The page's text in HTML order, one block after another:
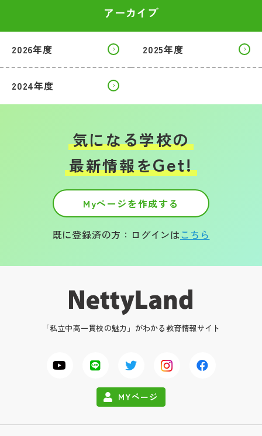
アーカイブ
2026年度 2025年度
2024年度
気になる学校の
最新情報をGet!
Myページを作成する
既に登録済の方：ログインはこちら
「私立中高一貫校の魅力」がわかる教育情報サイト
MYページ